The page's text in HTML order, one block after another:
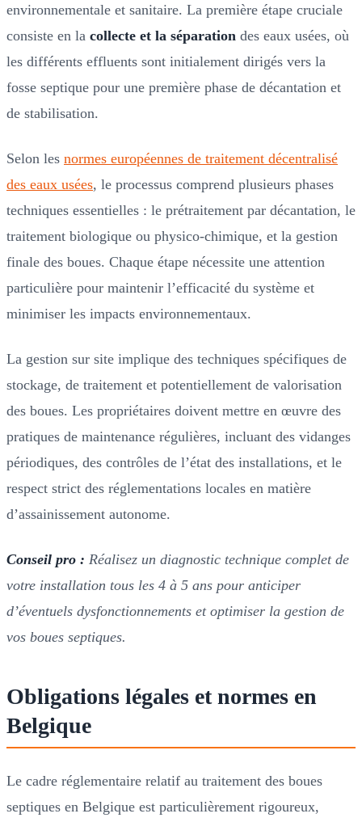
environnementale et sanitaire. La première étape cruciale
consiste en la collecte et la séparation des eaux usées, où
les différents effluents sont initialement dirigés vers la
fosse septique pour une première phase de décantation et
de stabilisation.
Selon les normes européennes de traitement décentralisé
des eaux usées, le processus comprend plusieurs phases
techniques essentielles : le prétraitement par décantation, le
traitement biologique ou physico-chimique, et la gestion
finale des boues. Chaque étape nécessite une attention
particulière pour maintenir l’efficacité du système et
minimiser les impacts environnementaux.
La gestion sur site implique des techniques spécifiques de
stockage, de traitement et potentiellement de valorisation
des boues. Les propriétaires doivent mettre en œuvre des
pratiques de maintenance régulières, incluant des vidanges
périodiques, des contrôles de l’état des installations, et le
respect strict des réglementations locales en matière
d’assainissement autonome.
Conseil pro : Réalisez un diagnostic technique complet de
votre installation tous les 4 à 5 ans pour anticiper
d’éventuels dysfonctionnements et optimiser la gestion de
vos boues septiques.
Obligations légales et normes en
Belgique
Le cadre réglementaire relatif au traitement des boues
septiques en Belgique est particulièrement rigoureux,